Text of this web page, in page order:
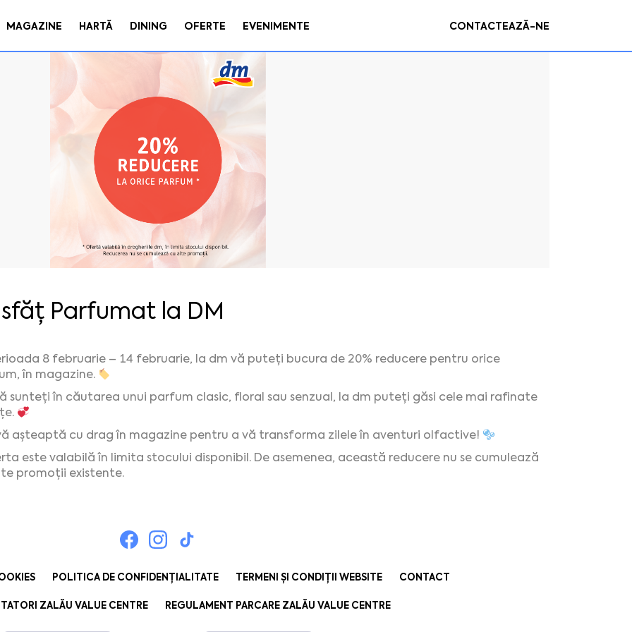
MAGAZINE HARTĂ DINING OFERTE EVENIMENTE CONTACTEAZĂ-NE
Parfumat la DM
8 februarie – 14 februarie, la dm vă puteți bucura de 20% reducere pentru orice
în magazine.
sunteți în căutarea unui parfum clasic, floral sau senzual, la dm puteți găsi cele mai rafinate
așteaptă cu drag în magazine pentru a vă transforma zilele în aventuri olfactive!
este valabilă în limita stocului disponibil. De asemenea, această reducere nu se cumulează
promoții existente.
POLITICA DE CONFIDENȚIALITATE TERMENI ȘI CONDIȚII WEBSITE CONTACT
ZALĂU VALUE CENTRE REGULAMENT PARCARE ZALĂU VALUE CENTRE